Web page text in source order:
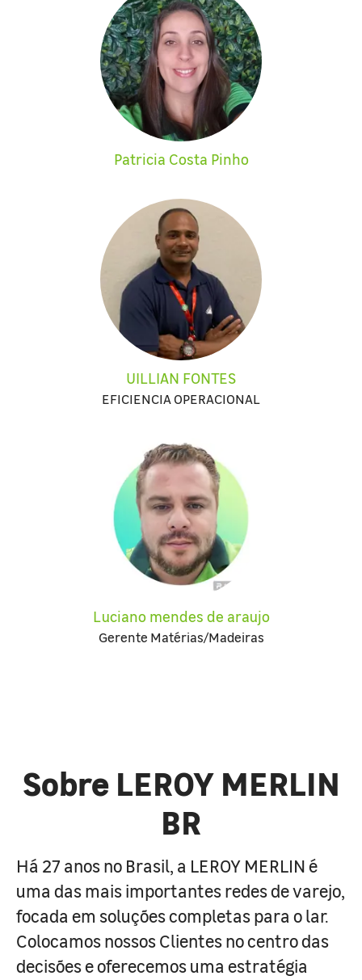
Patricia Costa Pinho
UILLIAN FONTES
EFICIENCIA OPERACIONAL
Luciano mendes de araujo
Gerente Matérias/Madeiras
Sobre LEROY MERLIN
BR
Há 27 anos no Brasil, a LEROY MERLIN é
uma das mais importantes redes de varejo,
focada em soluções completas para o lar.
Colocamos nossos Clientes no centro das
decisões e oferecemos uma estratégia